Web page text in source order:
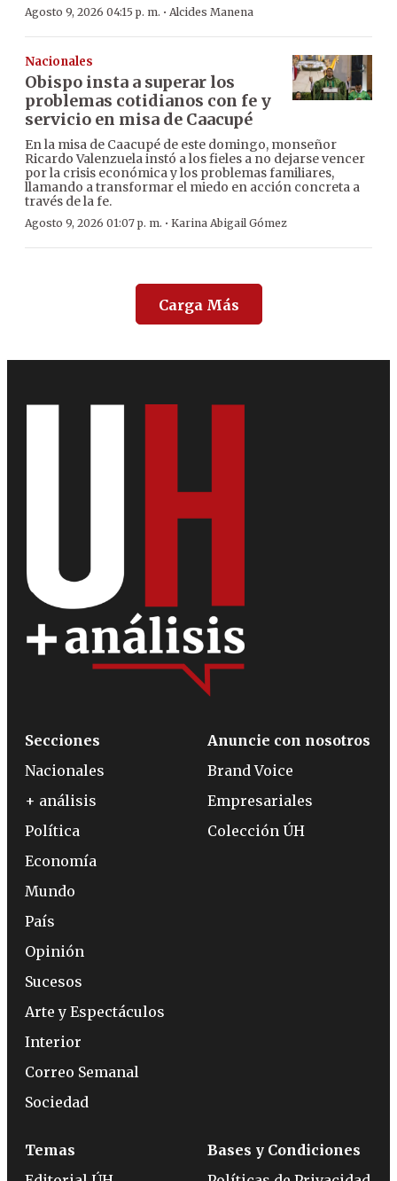
Agosto 9, 2026 04:15 p. m. · Alcides Manena
Nacionales
Obispo insta a superar los
problemas cotidianos con fe y
servicio en misa de Caacupé
En la misa de Caacupé de este domingo, monseñor
Ricardo Valenzuela instó a los fieles a no dejarse vencer
por la crisis económica y los problemas familiares,
llamando a transformar el miedo en acción concreta a
través de la fe.
Agosto 9, 2026 01:07 p. m. · Karina Abigail Gómez
Carga Más
Secciones
Nacionales
+ análisis
Política
Economía
Mundo
País
Opinión
Sucesos
Arte y Espectáculos
Interior
Correo Semanal
Sociedad
Anuncie con nosotros
Brand Voice
Empresariales
Colección ÚH
Temas
Bases y Condiciones